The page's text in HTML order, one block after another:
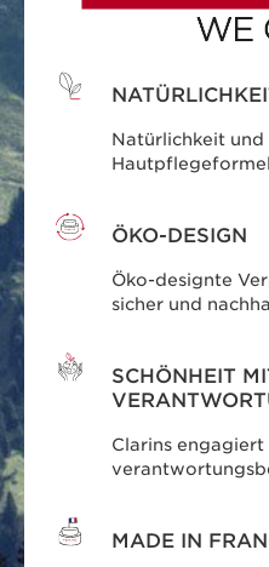
Natürlichkeit
ÖKO-DESIGN
Öko-designte
sicher und
SCHÖNHEIT
Clarins engagiert
MADE IN